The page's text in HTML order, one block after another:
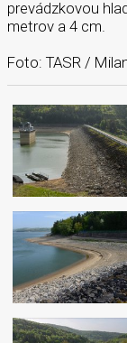
prevádzkovou
metrov a 4 cm.
Foto: TASR /